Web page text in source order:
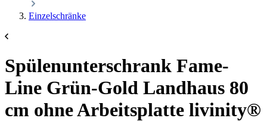
Einzelschränke
Spülenunterschrank Fame-
Line Grün-Gold Landhaus 80
cm ohne Arbeitsplatte livinity®